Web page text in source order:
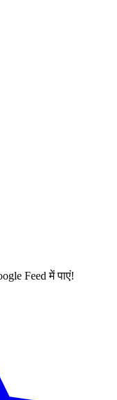
Feed में पाएं!